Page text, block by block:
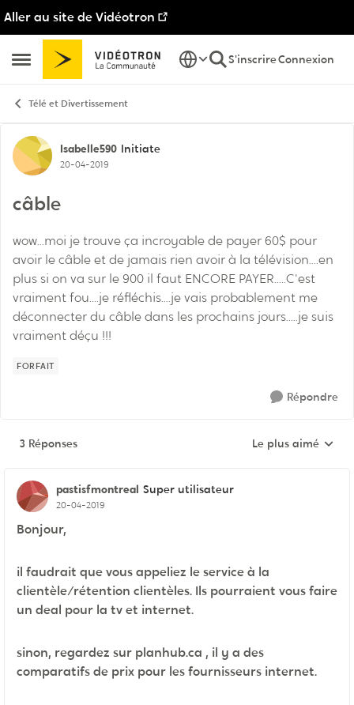
Aller au site de Vidéotron
Ouvrir Menu Latéral
Passer au contenu
S'inscrireConnexion
Télé et Divertissement
Discussion de forum
Isabelle590 Initiate
20-04-2019
câble
wow...moi je trouve ça incroyable de payer 60$ pour
avoir le câble et de jamais rien avoir à la télévision....en
plus si on va sur le 900 il faut ENCORE PAYER.....C'est
vraiment fou....je réfléchis....je vais probablement me
déconnecter du câble dans les prochains jours.....je suis
vraiment déçu !!!
FORFAIT
Répondre
3 Réponses Réponses triées
Le plus aimé
pastisfmontreal Super utilisateur
20-04-2019
Bonjour,
il faudrait que vous appeliez le service à la
clientèle/rétention clientèles. Ils pourraient vous faire
un deal pour la tv et internet.
sinon, regardez sur planhub.ca , il y a des
comparatifs de prix pour les fournisseurs internet.